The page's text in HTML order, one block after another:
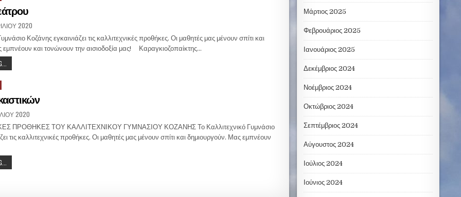
2020
Κοζάνης εγκαινιάζει τις καλλιτεχνικές προθήκες. Οι μαθητές μας μένουν σπίτι και
εμπνέουν και τονώνουν την αισιοδοξία μας! Καραγκιοζοπαίκτης…
2020
ΠΡΟΘΗΚΕΣ ΤΟΥ ΚΑΛΛΙΤΕΧΝΙΚΟΥ ΓΥΜΝΑΣΙΟΥ ΚΟΖΑΝΗΣ Το Καλλιτεχνικό Γυμνάσιο
τις καλλιτεχνικές προθήκες. Οι μαθητές μας μένουν σπίτι και δημιουργούν. Μας εμπνέουν
Μάρτιος 2025
Φεβρουάριος 2025
Ιανουάριος 2025
Δεκέμβριος 2024
Νοέμβριος 2024
Οκτώβριος 2024
Σεπτέμβριος 2024
Αύγουστος 2024
Ιούλιος 2024
Ιούνιος 2024